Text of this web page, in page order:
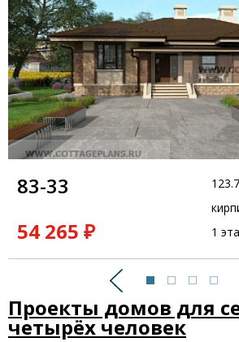
Предыдущий
83-33
54 265 ₽
1
Проекты домов для
четырёх человек